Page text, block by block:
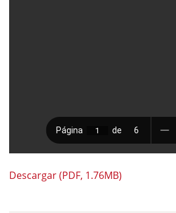
Descargar (PDF, 1.76MB)